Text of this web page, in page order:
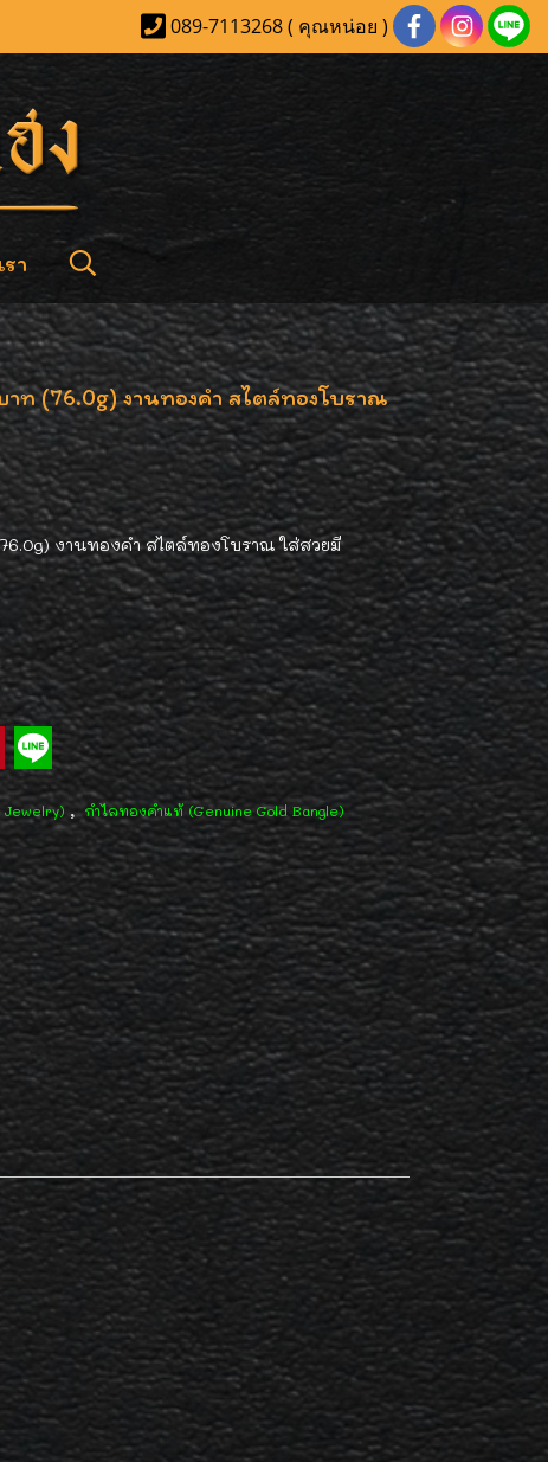
089-7113268 ( คุณหน่อย )
า
ท (76.0g) งานทองคำ สไตล์ทองโบราณ
งานทองคำ สไตล์ทองโบราณ ใส่สวยมี
Jewelry) , กำไลทองคำแท้ (Genuine Gold Bangle)